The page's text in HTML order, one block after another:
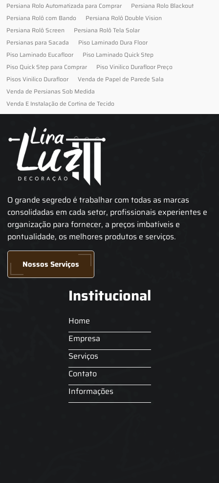
Persiana Rolo Automatizada para Comprar
Persiana Rolo Blackout
Persiana Rolô com Bando
Persiana Rolô Double Vision
Persiana Rolô Screen
Persiana Rolô Tela Solar
Persianas para Sacada
Piso Laminado Dura Floor
Piso Laminado Eucafloor
Piso Laminado Quick Step
Piso Quick Step para Comprar
Piso Vinilico Durafloor Preço
Pisos Vinilico Durafloor
Venda de Papel de Parede Sala
Venda de Persianas Sob Medida
Venda E Instalação de Cortina de Tecido
O grande segredo é trabalhar com todas as marcas
consolidadas em cada setor, profissionais experientes e
organização para fornecer, a preços imbatíveis e
pontualidade, os melhores produtos e serviços.
Nossos Serviços
Institucional
Home
Empresa
Serviços
Contato
Informações